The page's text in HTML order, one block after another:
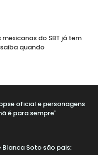
do SBT já tem
quando
oficial e personagens
é para sempre'
Soto são pais: